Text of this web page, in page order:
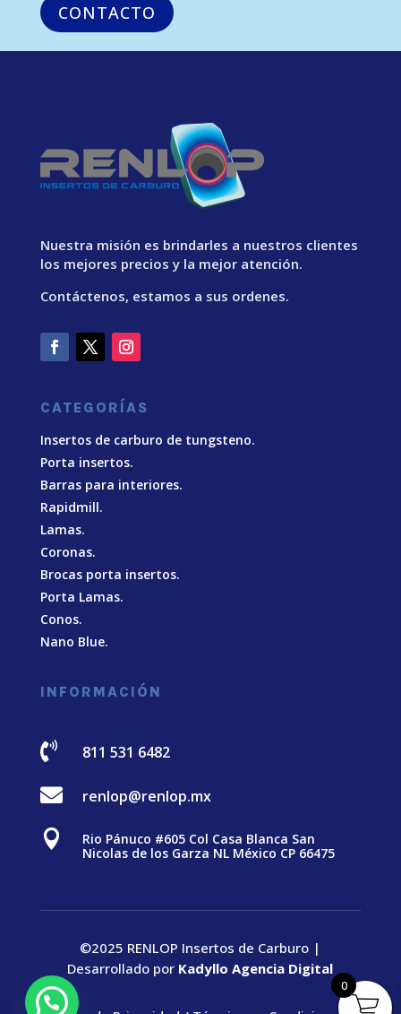
CONTACTO
Nuestra misión es brindarles a nuestros clientes
los mejores precios y la mejor atención.
Contáctenos, estamos a sus ordenes.
CATEGORÍAS
Insertos de carburo de tungsteno.
Porta insertos.
Barras para interiores.
Rapidmill.
Lamas.
Coronas.
Brocas porta insertos.
Porta Lamas.
Conos.
Nano Blue.
INFORMACIÓN
 811 531 6482
 renlop@renlop.mx

Rio Pánuco #605 Col Casa Blanca San
Nicolas de los Garza NL México CP 66475
©2025 RENLOP Insertos de Carburo |
Desarrollado por Kadyllo Agencia Digital
0